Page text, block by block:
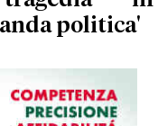
politica'